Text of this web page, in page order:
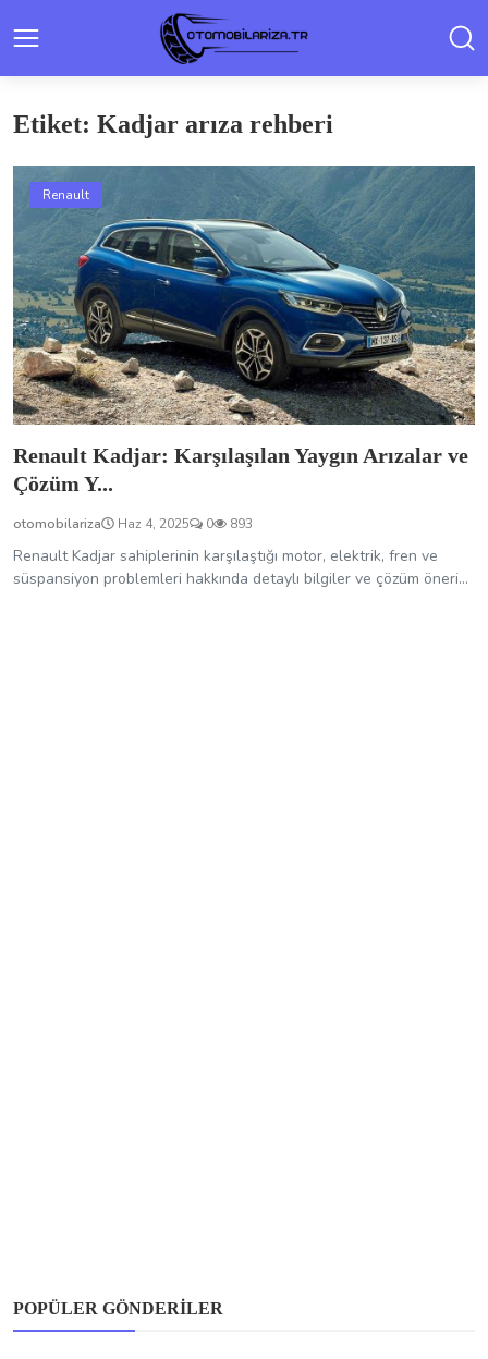
Etiket: Kadjar arıza rehberi
Renault
Renault Kadjar: Karşılaşılan Yaygın Arızalar ve
Çözüm Y...
otomobilariza Haz 4, 2025 0 893
Renault Kadjar sahiplerinin karşılaştığı motor, elektrik, fren ve
süspansiyon problemleri hakkında detaylı bilgiler ve çözüm öneri...
POPÜLER GÖNDERILER